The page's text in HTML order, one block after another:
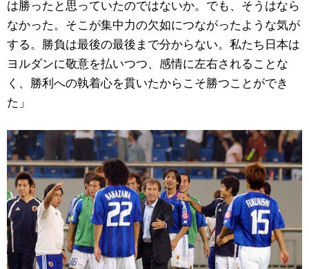
は勝ったと思っていたのではないか。でも、そうはなら
なかった。そこが集中力の欠如につながったような気が
する。勝負は最後の最後まで分からない。私たち日本は
ヨルダンに敬意を払いつつ、感情に左右されることな
く、勝利への執着心を貫いたからこそ勝つことができ
た」